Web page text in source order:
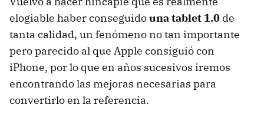
elogiable haber conseguidouna tablet 1.0 de
tanta calidad, un fenómeno no tan importante
pero parecido al que Apple consiguió con
iPhone, por lo que en años sucesivos iremos
encontrando las mejoras necesarias para
convertirlo en la referencia.